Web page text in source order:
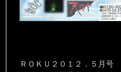
ＲＯＫＵ２０１２．５月号